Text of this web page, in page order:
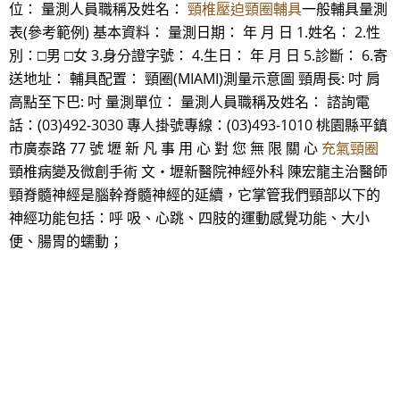
位： 量測人員職稱及姓名： 頸椎壓迫頸圈輔具一般輔具量測
表(參考範例) 基本資料： 量測日期： 年 月 日 1.姓名： 2.性
別：□男 □女 3.身分證字號： 4.生日： 年 月 日 5.診斷： 6.寄
送地址： 輔具配置： 頸圈(MIAMI)測量示意圖 頸周長: 吋 肩
高點至下巴: 吋 量測單位： 量測人員職稱及姓名： 諮詢電
話：(03)492-3030 專人掛號專線：(03)493-1010 桃園縣平鎮
市廣泰路 77 號 壢 新 凡 事 用 心 對 您 無 限 關 心 充氣頸圈
頸椎病變及微創手術 文‧壢新醫院神經外科 陳宏龍主治醫師
頸脊髓神經是腦幹脊髓神經的延續，它掌管我們頸部以下的
神經功能包括：呼 吸、心跳、四肢的運動感覺功能、大小
便、腸胃的蠕動；